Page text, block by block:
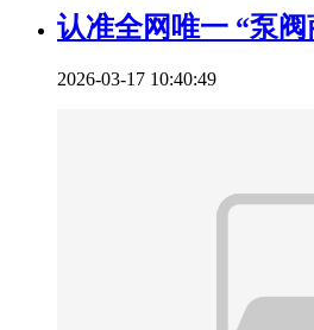
认准全网唯一 “泵
2026-03-17 10:40:49